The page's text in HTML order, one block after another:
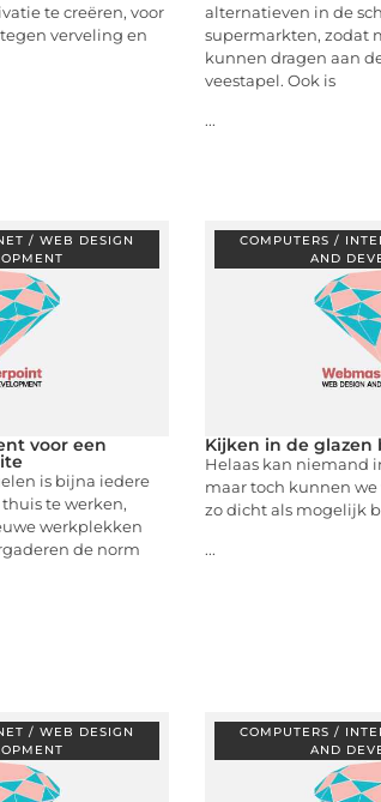
te creëren, voor
verveling en
alternatieven in de
supermarkten, zodat
kunnen dragen aan
veestapel. Ook is
...
/ WEB DESIGN
voor een
is bijna iedere
te werken,
werkplekken
de norm
COMPUTERS /
AND
Kijken in de glazen
Helaas kan niemand
maar toch kunnen
zo dicht als mogelijk
...
/ WEB DESIGN
COMPUTERS /
AND